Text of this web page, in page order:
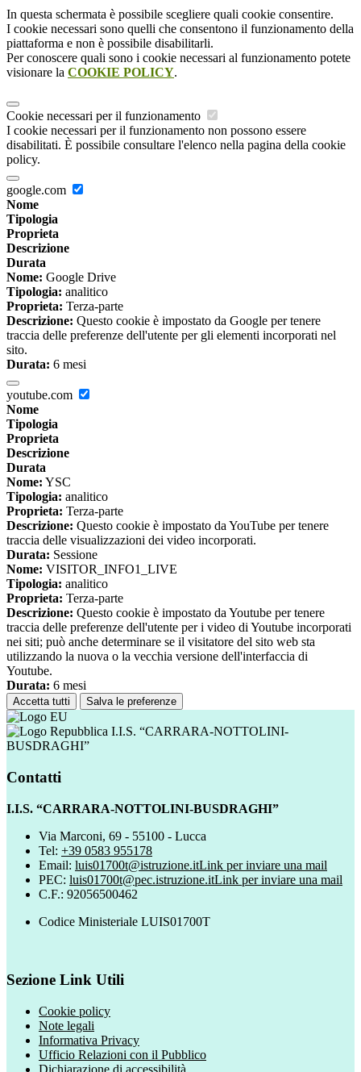
In questa schermata è possibile scegliere quali cookie consentire.
I cookie necessari sono quelli che consentono il funzionamento della
piattaforma e non è possibile disabilitarli.
Per conoscere quali sono i cookie necessari al funzionamento potete
visionare la COOKIE POLICY.
Cookie necessari per il funzionamento
I cookie necessari per il funzionamento non possono essere
disabilitati. È possibile consultare l'elenco nella pagina della cookie
policy.
google.com
Nome
Tipologia
Proprieta
Descrizione
Durata
Nome: Google Drive
Tipologia: analitico
Proprieta: Terza-parte
Descrizione: Questo cookie è impostato da Google per tenere
traccia delle preferenze dell'utente per gli elementi incorporati nel
sito.
Durata: 6 mesi
youtube.com
Nome
Tipologia
Proprieta
Descrizione
Durata
Nome: YSC
Tipologia: analitico
Proprieta: Terza-parte
Descrizione: Questo cookie è impostato da YouTube per tenere
traccia delle visualizzazioni dei video incorporati.
Durata: Sessione
Nome: VISITOR_INFO1_LIVE
Tipologia: analitico
Proprieta: Terza-parte
Descrizione: Questo cookie è impostato da Youtube per tenere
traccia delle preferenze dell'utente per i video di Youtube incorporati
nei siti; può anche determinare se il visitatore del sito web sta
utilizzando la nuova o la vecchia versione dell'interfaccia di
Youtube.
Durata: 6 mesi
Accetta tutti Salva le preferenze
I.I.S. “CARRARA-NOTTOLINI-
BUSDRAGHI”
Contatti
I.I.S. “CARRARA-NOTTOLINI-BUSDRAGHI”
Via Marconi, 69 - 55100 - Lucca
Tel: +39 0583 955178
Email: luis01700t@istruzione.itLink per inviare una mail
PEC: luis01700t@pec.istruzione.itLink per inviare una mail
C.F.: 92056500462
Codice Ministeriale LUIS01700T
Sezione Link Utili
Cookie policy
Note legali
Informativa Privacy
Ufficio Relazioni con il Pubblico
Dichiarazione di accessibilità